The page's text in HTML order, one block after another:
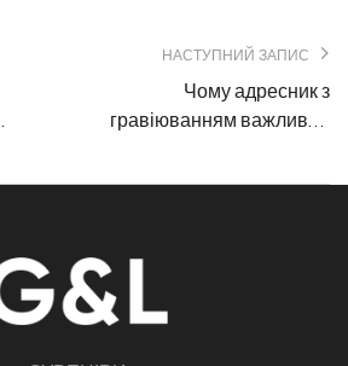
НАСТУПНИЙ ЗАПИС
Чому адресник з
гравіюванням важливий